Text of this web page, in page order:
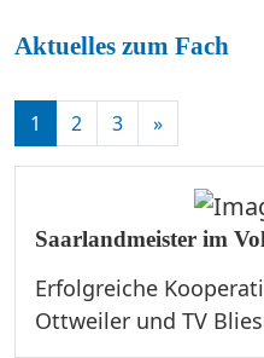
Aktuelles zum Fach
1 2 3 »
Saarlandmeister im
Erfolgreiche
Ottweiler und TV